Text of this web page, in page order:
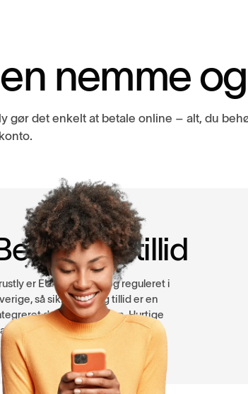
en nemmeog
gør det enkelt at betale online – alt, du
med tillid
er EU-licenseret og reguleret i
så sikkerhed og tillid er en
del af oplevelsen. Hurtige